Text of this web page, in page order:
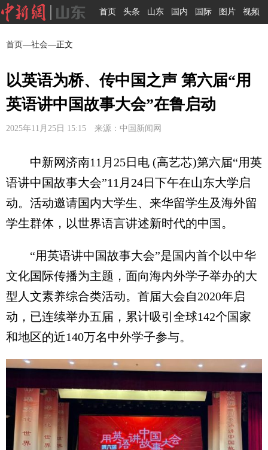
首页 头条 山东 国内 国际 图片 视频
首页—社会—正文
以英语为桥、传中国之声 第六届“用
英语讲中国故事大会”在鲁启动
2025年11月25日 15:15 来源：中国新闻网
中新网济南11月25日电 (高艺芯)第六届“用英
语讲中国故事大会”11月24日下午在山东大学启
动。活动邀请国内大学生、来华留学生及海外留
学生群体，以世界语言讲述新时代的中国。
“用英语讲中国故事大会”是国内首个以中华
文化国际传播为主题，面向海内外学子举办的大
型人文素养综合类活动。首届大会自2020年启
动，已连续举办五届，累计吸引全球142个国家
和地区的近140万名中外学子参与。